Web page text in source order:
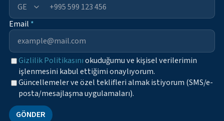
+995
Email *
Gizlilik Politikasınıokuduğumu ve kişisel verilerimin
işlenmesini kabul ettiğimi onaylıyorum.
Güncellemeler ve özel teklifleri almak istiyorum (SMS/e-
posta/mesajlaşma uygulamaları).
GÖNDER